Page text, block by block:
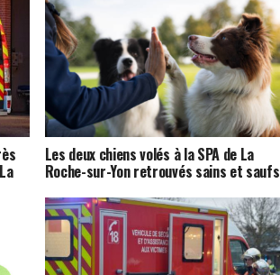
Les deux chiens volés à la SPA de La
Roche-sur-Yon retrouvés sains et saufs